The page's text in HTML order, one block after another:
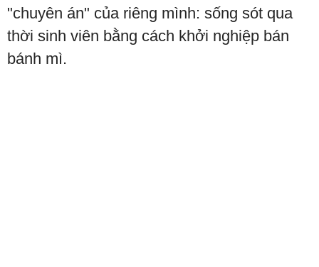
"chuyên án" của riêng mình: sống sót qua
thời sinh viên bằng cách khởi nghiệp bán
bánh mì.